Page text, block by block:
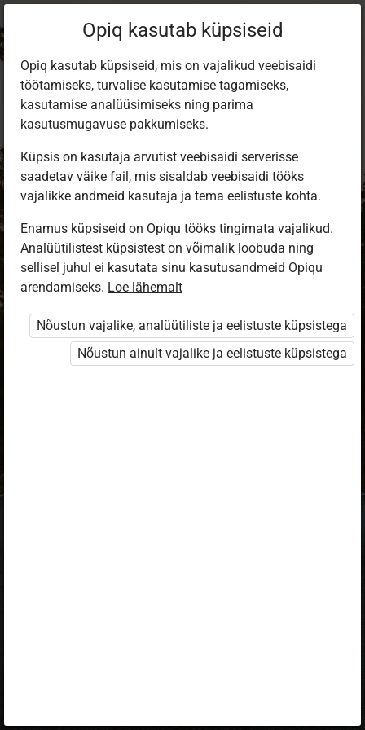
Sisene Opiqusse
Vali, kuidas end tuvastada
eKool
Stuudium
Opiq
HarID
Opiq kasutab küpsiseid
Opiq kasutab küpsiseid, mis on vajalikud veebisaidi
töötamiseks, turvalise kasutamise tagamiseks,
kasutamise analüüsimiseks ning parima
kasutusmugavuse pakkumiseks.
Küpsis on kasutaja arvutist veebisaidi serverisse
saadetav väike fail, mis sisaldab veebisaidi tööks
vajalikke andmeid kasutaja ja tema eelistuste kohta.
Enamus küpsiseid on Opiqu tööks tingimata vajalikud.
Analüütilistest küpsistest on võimalik loobuda ning
sellisel juhul ei kasutata sinu kasutusandmeid Opiqu
arendamiseks. Loe lähemalt
Nõustun vajalike, analüütiliste ja eelistuste küpsistega
Nõustun ainult vajalike ja eelistuste küpsistega